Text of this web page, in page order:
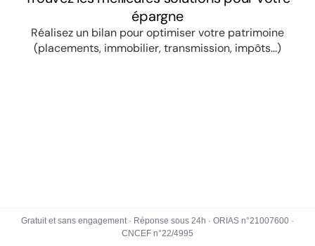
Gratuit et sans engagement · Réponse sous 24h · ORIAS n°21007600 ·
CNCEF n°22/4995